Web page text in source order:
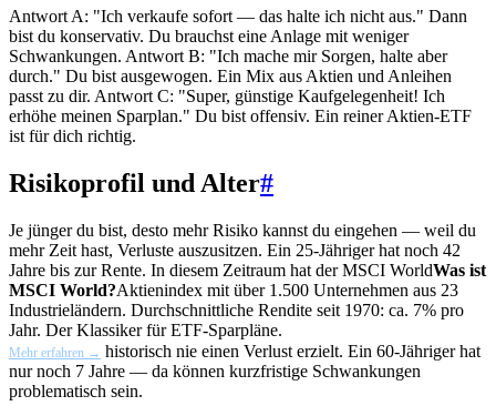
Antwort A: "Ich verkaufe sofort — das halte ich nicht aus." Dann
bist du konservativ. Du brauchst eine Anlage mit weniger
Schwankungen. Antwort B: "Ich mache mir Sorgen, halte aber
durch." Du bist ausgewogen. Ein Mix aus Aktien und Anleihen
passt zu dir. Antwort C: "Super, günstige Kaufgelegenheit! Ich
erhöhe meinen Sparplan." Du bist offensiv. Ein reiner Aktien-ETF
ist für dich richtig.
Risikoprofil und Alter#
Je jünger du bist, desto mehr Risiko kannst du eingehen — weil du
mehr Zeit hast, Verluste auszusitzen. Ein 25-Jähriger hat noch 42
Jahre bis zur Rente. In diesem Zeitraum hat derMSCI WorldWas ist
MSCI World?Aktienindex mit über 1.500 Unternehmen aus 23
Industrieländern. Durchschnittliche Rendite seit 1970: ca. 7% pro
Jahr. Der Klassiker für ETF-Sparpläne.
Mehr erfahren → historisch nie einen Verlust erzielt. Ein 60-Jähriger hat
nur noch 7 Jahre — da können kurzfristige Schwankungen
problematisch sein.